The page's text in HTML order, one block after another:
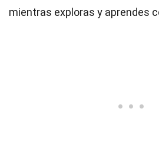
mientras exploras y aprendes